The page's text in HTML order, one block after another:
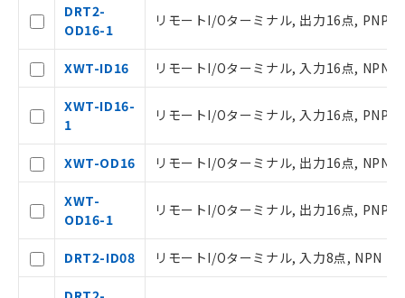
DRT2-
OD16-1
リモートI/Oターミナル, 出力16点, PNP
XWT-ID16 リモートI/Oターミナル, 入力16点, NPN
XWT-ID16-
1
リモートI/Oターミナル, 入力16点, PNP
XWT-OD16 リモートI/Oターミナル, 出力16点, NPN
XWT-
OD16-1
リモートI/Oターミナル, 出力16点, PNP
DRT2-ID08 リモートI/Oターミナル, 入力8点, NPN
号
○
△ 一定数には満たないが在庫あり
－
在庫なし(最新の在庫状況につ
当社制御機器事業取扱商品の中には、
本サービスの対象外となる商品もある
ことをご了承ください。
在庫状況および標準価格照会結果は、
記載している更新日時点での社内デー
タに基づき作成されるものであり、閲
覧された時点での実際の在庫および標
準価格とは異なる場合があることをご
了承ください。
様のお取引先、またはお客様担当のオ
ムロン制御機器販売店・当社販売員に
ご相談ください。
オムロン制御機器販売店や当社販売拠